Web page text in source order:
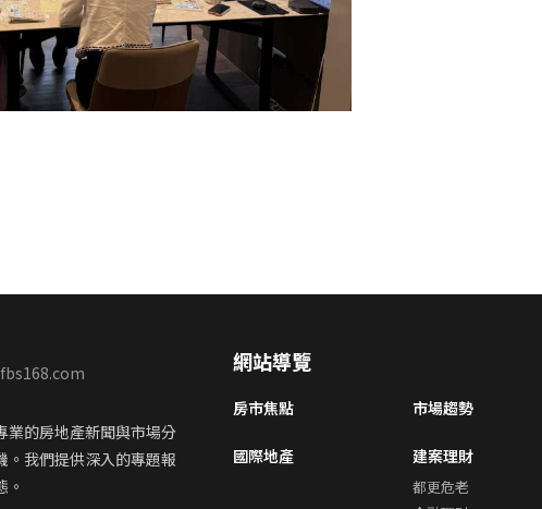
fbs168.com
業的房地產新聞與市場分
。我們提供深入的專題報
。
網站導覽
房市焦點 市場趨勢
國際地產 建案理財
都更危老